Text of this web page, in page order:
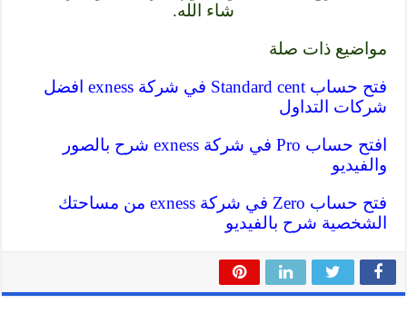
شاء الله.
مواضيع ذات صلة
فتح حساب Standard cent في شركة exness افضل
شركات التداول
افتح حساب Pro في شركة exness شرح بالصور
والفيديو
فتح حساب Zero في شركة exness من مساحتك
الشخصية شرح بالفيديو